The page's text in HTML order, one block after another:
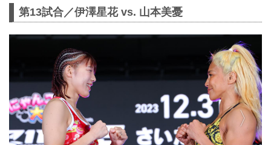
第13試合／伊澤星花 vs. 山本美憂